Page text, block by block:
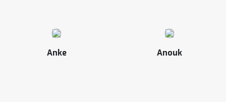
Anke Anouk